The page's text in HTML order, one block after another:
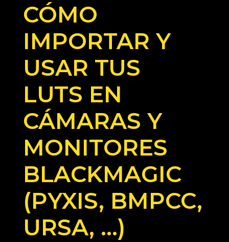
CÓMO
IMPORTAR Y
USAR TUS
LUTS EN
CÁMARAS Y
MONITORES
BLACKMAGIC
(PYXIS, BMPCC,
URSA, …)